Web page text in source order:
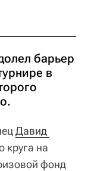
барьер
в
Давид
круга на
фонд